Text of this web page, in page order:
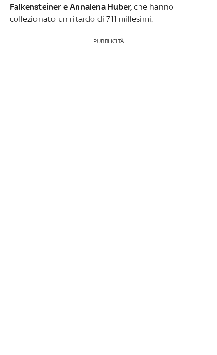
Falkensteiner e Annalena Huber, che hanno
collezionato un ritardo di 711 millesimi.
PUBBLICITÀ